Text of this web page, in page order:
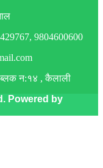
9804600600
न:१४ , कैलाली
Powered by